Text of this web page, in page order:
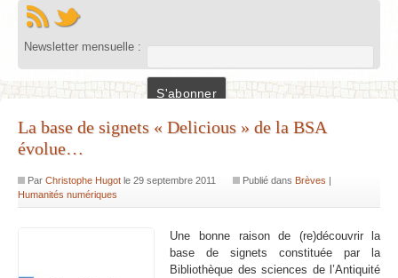
Newsletter mensuelle :
La base de signets « Delicious » de la BSA
évolue…
Par Christophe Hugotle 29 septembre 2011 Publié dans Brèves
Humanités numériques
Une bonne raison de (re)découvrir la
base de signets constituée par la
Bibliothèque des sciences de l’Antiquité